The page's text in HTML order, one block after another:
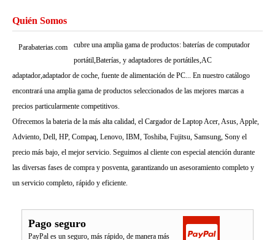
Quién Somos
Parabaterias.com
cubre una amplia gama de productos: baterías de computador
portátil,Baterías, y adaptadores de portátiles,AC
adaptador,adaptador de coche, fuente de alimentación de PC... En nuestro catálogo
encontrará una amplia gama de productos seleccionados de las mejores marcas a
precios particularmente competitivos.
Ofrecemos la bateria de la más alta calidad, el Cargador de Laptop Acer, Asus, Apple,
Adviento, Dell, HP, Compaq, Lenovo, IBM, Toshiba, Fujitsu, Samsung, Sony el
precio más bajo, el mejor servicio. Seguimos al cliente con especial atención durante
las diversas fases de compra y posventa, garantizando un asesoramiento completo y
un servicio completo, rápido y eficiente.
Pago seguro
PayPal es un seguro, más rápido, de manera más